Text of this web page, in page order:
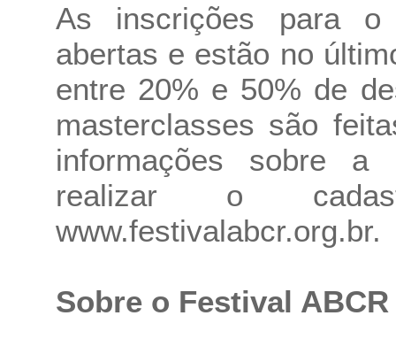
As inscrições para o
abertas e estão no
entre 20% e 50% de
masterclasses são
informações sobre a
realizar o
www.festivalabcr.org.br.
Sobre o Festival ABCR